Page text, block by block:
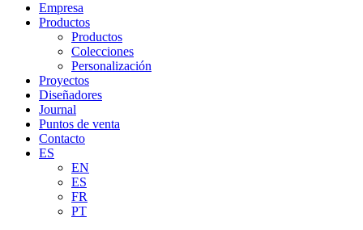
Empresa
Productos
Productos
Colecciones
Personalización
Proyectos
Diseñadores
Journal
Puntos de venta
Contacto
ES
EN
ES
FR
PT